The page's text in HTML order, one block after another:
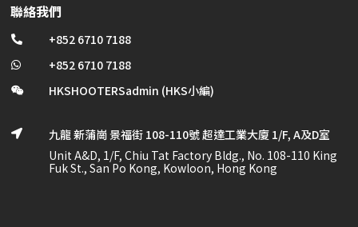
聯絡我們
 +852 6710 7188
 +852 6710 7188
 HKSHOOTERSadmin (HKS小編)

九龍 新蒲崗 景福街 108-110號 超達工業大廈 1/F, A及D室
Unit A&D, 1/F, Chiu Tat Factory Bldg., No. 108-110 King
Fuk St., San Po Kong, Kowloon, Hong Kong